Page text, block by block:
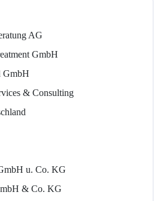
AG
GmbH
GmbH
& Consulting
u. Co. KG
& Co. KG